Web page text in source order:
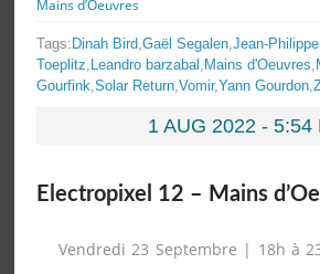
Mains d’Oeuvres
Tags: Dinah Bird Gaël Segalen Jean-
Toeplitz
Leandro barzabal Mains d'Oeuvres
Gourfink Solar Return Vomir, Yann Gourdon
1 AUG 2022 - 5:54
Electropixel 12 – Mains
Vendredi 23 Septembre | 18h à